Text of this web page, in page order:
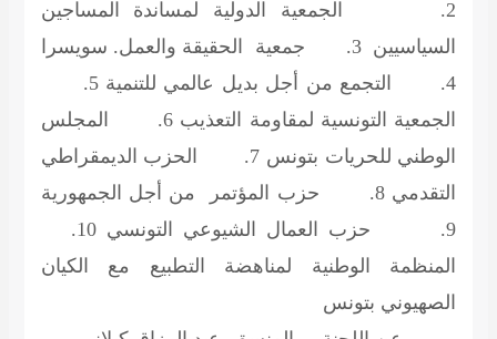
2. الجمعية الدولية لمساندة المساجين
السياسيين 3. جمعية الحقيقة والعمل. سويسرا
4. التجمع من أجل بديل عالمي للتنمية 5.
الجمعية التونسية لمقاومة التعذيب 6. المجلس
الوطني للحريات بتونس 7. الحزب الديمقراطي
التقدمي 8. حزب المؤتمر من أجل الجمهورية
9. حزب العمال الشيوعي التونسي 10.
المنظمة الوطنية لمناهضة التطبيع مع الكيان
الصهيوني بتونس